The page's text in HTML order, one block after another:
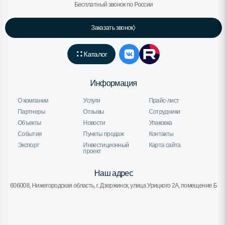
Бесплатный звонок по России
Заказать звонок
Каталог
Информация
О компании Услуги
Прайс-лист
Партнеры
Отзывы
Сотрудники
Объекты
Новости
Упаковка
События
Пункты продаж
Контакты
Экспорт
Инвестиционный
проект
Карта сайта
Наш адрес
606008, Нижегородская область, г. Дзержинск, улица Урицкого 2А, помещение Б